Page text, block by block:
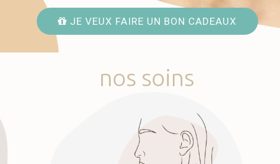
JE VEUX FAIRE UN BON CADEAUX
nos soins